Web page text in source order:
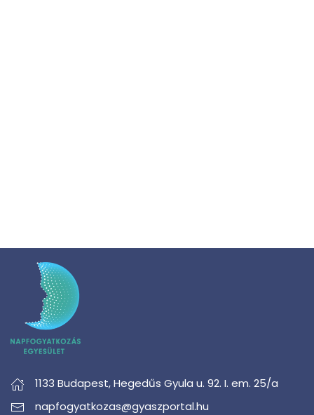
1133 Budapest,Hegedűs Gyula u. 92. I. em. 25/a
napfogyatkozas@gyaszportal.hu